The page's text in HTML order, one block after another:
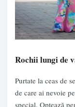
Rochii lungi de
Purtate la ceas de
de care ai nevoie
special. Optează